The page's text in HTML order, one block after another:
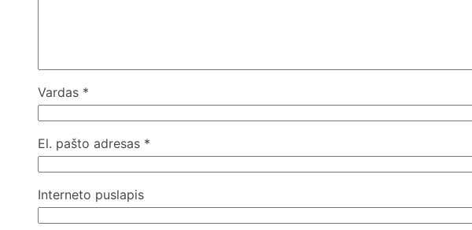
Vardas *
El. pašto adresas *
Interneto puslapis